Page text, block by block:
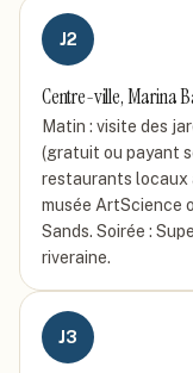
J2
Centre-ville, Marina
Matin : visite des
(gratuit ou payant
restaurants locaux
musée ArtScience
Sands. Soirée :
riveraine.
J3